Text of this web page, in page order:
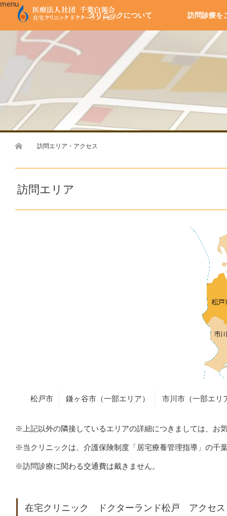
menu
クリニックについて 訪問診療を
ホーム
訪問エリア・アクセス
訪問エリア
松戸市 鎌ヶ谷市（一部エリア） 市川市（一部エリ
※上記以外の隣接しているエリアの詳細につきましては、お
※当クリニックは、介護保険制度「居宅療養管理指導」の千
※訪問診療に関わる交通費は戴きません。
在宅クリニック ドクターランド松戸 アクセス